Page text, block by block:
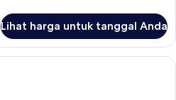
Lihat harga untuk tanggal Anda
Seprai premium, brankas, meja